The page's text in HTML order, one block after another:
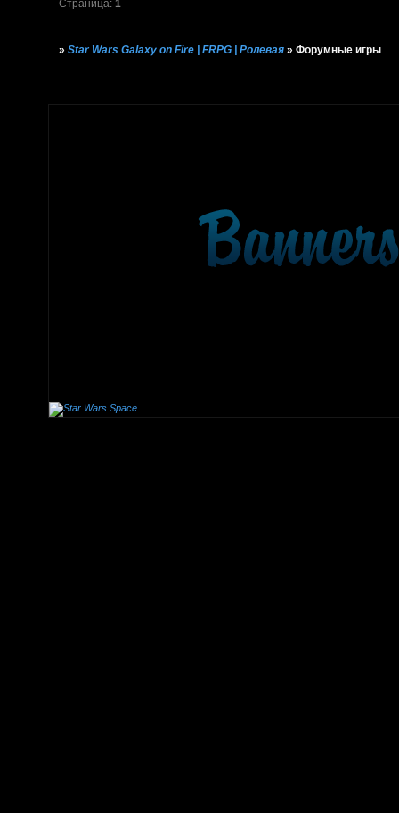
Страница:1
»Star Wars Galaxy on Fire | FRPG | Ролевая »Форумные игры